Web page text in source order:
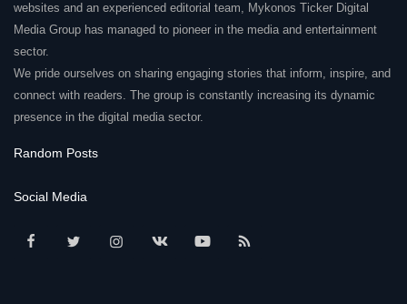
websites and an experienced editorial team, Mykonos Ticker Digital
Media Group has managed to pioneer in the media and entertainment
sector.
We pride ourselves on sharing engaging stories that inform, inspire, and
connect with readers. The group is constantly increasing its dynamic
presence in the digital media sector.
Random Posts
Social Media